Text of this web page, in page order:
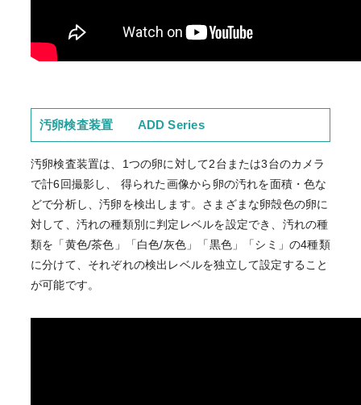
汚卵検査装置 ADD Series
汚卵検査装置は、1つの卵に対して2台または3台のカメラ
で計6回撮影し、 得られた画像から卵の汚れを面積・色な
どで分析し、汚卵を検出します。さまざまな卵殻色の卵に
対して、汚れの種類別に判定レベルを設定でき、汚れの種
類を「黄色/茶色」「白色/灰色」「黒色」「シミ」の4種類
に分けて、それぞれの検出レベルを独立して設定すること
が可能です。